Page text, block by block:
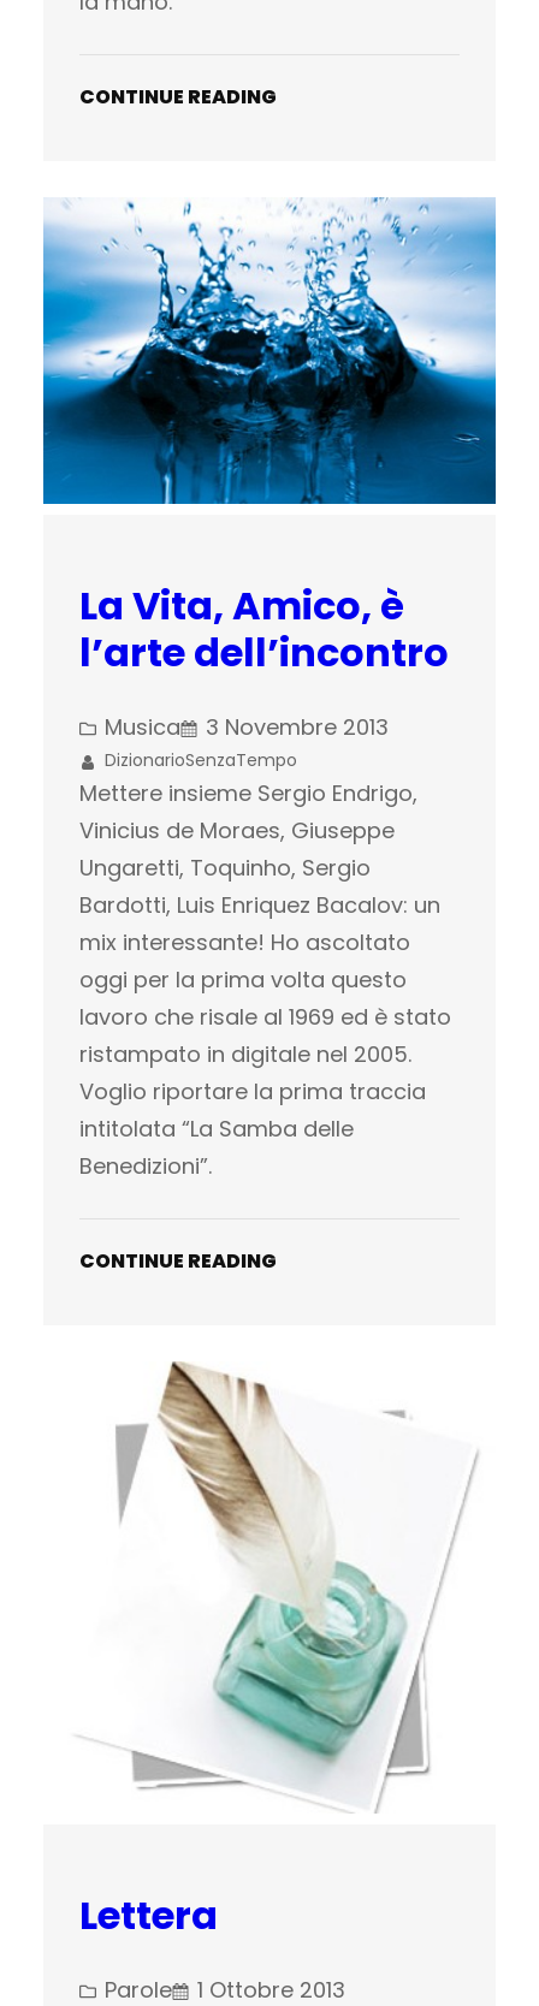
CONTINUE READING
La Vita, Amico, è
l’arte dell’incontro
Musica 3 Novembre 2013
DizionarioSenzaTempo
Mettere insieme Sergio Endrigo,
Vinicius de Moraes, Giuseppe
Ungaretti, Toquinho, Sergio
Bardotti, Luis Enriquez Bacalov: un
mix interessante! Ho ascoltato
oggi per la prima volta questo
lavoro che risale al 1969 ed è stato
ristampato in digitale nel 2005.
Voglio riportare la prima traccia
intitolata “La Samba delle
Benedizioni”.
CONTINUE READING
Lettera
Parole 1 Ottobre 2013